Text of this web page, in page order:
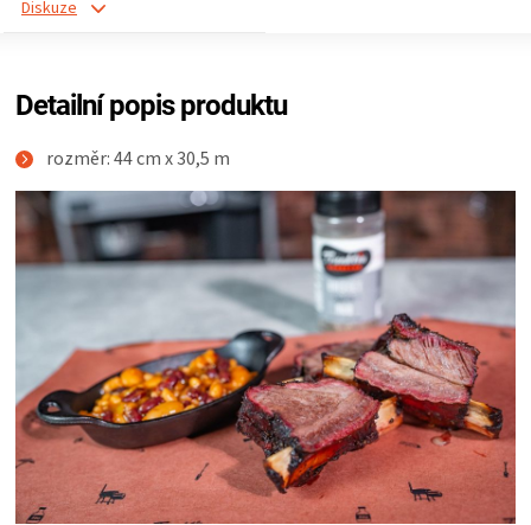
Diskuze
Detailní popis produktu
rozměr: 44 cm x 30,5 m